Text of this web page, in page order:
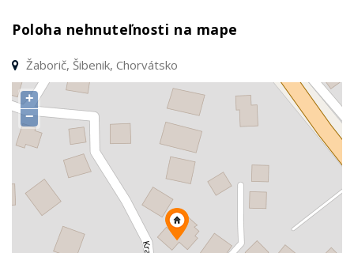
Poloha nehnuteľnosti na mape
Žaborič, Šibenik, Chorvátsko
+
−